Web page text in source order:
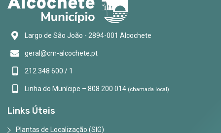
Largo de São João - 2894-001 Alcochete
geral@cm-alcochete.pt
212 348 600 / 1
Linha do Munícipe – 808 200 014 (chamada local)
Links Úteis
Plantas de Localização (SIG)